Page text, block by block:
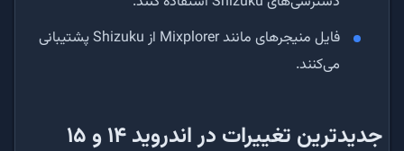
فایل منیجرهای مانند Mixplorer از Shizuku پشتیبانی
می‌کنند.
جدیدترین تغییرات در اندروید ۱۴ و ۱۵